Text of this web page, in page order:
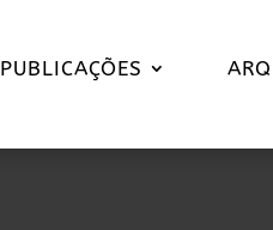
PUBLICAÇÕES